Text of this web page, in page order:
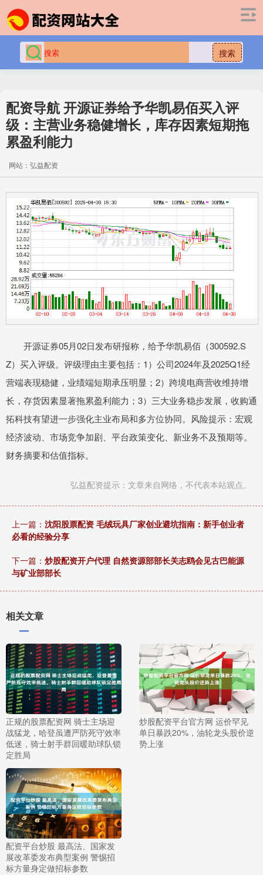
搜索
配资导航 开源证券给予华凯易佰买入评
级：主营业务稳健增长，库存因素短期拖
累盈利能力
网站：弘益配资
开源证券05月02日发布研报称，给予华凯易佰（300592.S
Z）买入评级。评级理由主要包括：1）公司2024年及2025Q1经
营端表现稳健，业绩端短期承压明显；2）跨境电商营收维持增
长，存货因素显著拖累盈利能力；3）三大业务稳步发展，收购通
拓科技有望进一步强化主业布局和多方位协同。风险提示：宏观
经济波动、市场竞争加剧、平台政策变化、新业务不及预期等。
财务摘要和估值指标。
弘益配资提示：文章来自网络，不代表本站观点。
上一篇： 沈阳股票配资 毛绒玩具厂家创业避坑指南：新手创业者
必看的经验分享
下一篇： 炒股配资开户代理 自然资源部部长关志鸥会见古巴能源
与矿业部部长
相关文章
正规的股票配资网 骑士主场迎
战猛龙，哈登虽遭严防死守效率
低迷，骑士射手群回暖助球队锁
定胜局
炒股配资平台官方网 运价罕见
单日暴跌20%，油轮龙头股价逆
势上涨
配资平台炒股 最高法、国家发
展改革委发布典型案例 警惕招
标方量身定做招标参数